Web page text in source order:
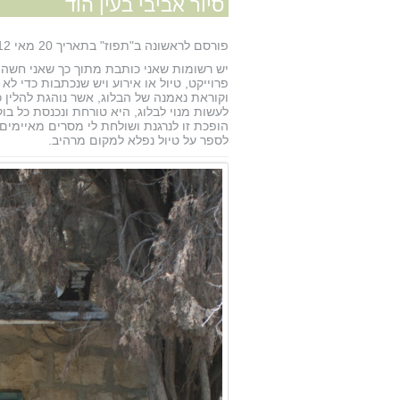
סיור אביבי בעין הוד
פורסם לראשונה ב"תפוז" בתאריך 20 מאי 2012
יש רשומות שאני כותבת מתוך כך שאני חשה
פרוייקט, טיול או אירוע ויש שנכתבות
וקוראת נאמנה של הבלוג, אשר נוהגת
לעשות מנוי לבלוג, היא טורחת ונכנסת
הופכת זו לנרגנת ושולחת לי מסרים
לספר על טיול נפלא למקום מרהיב.